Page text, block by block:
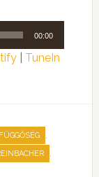
00:00
| TuneIn
FÜGGŐSÉG ,
,